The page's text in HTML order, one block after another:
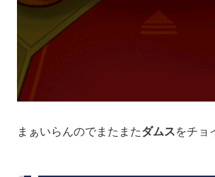
まぁいらんのでまたまたダムスをチョ